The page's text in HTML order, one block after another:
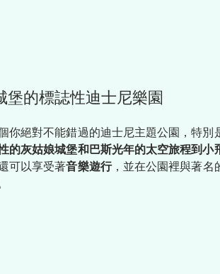
堡的標誌性迪士尼樂園
你絕對不能錯過的迪士尼主題公園，特
的灰姑娘城堡和巴斯光年的太空旅程到小
可以享受著音樂遊行，並在公園裡與著名